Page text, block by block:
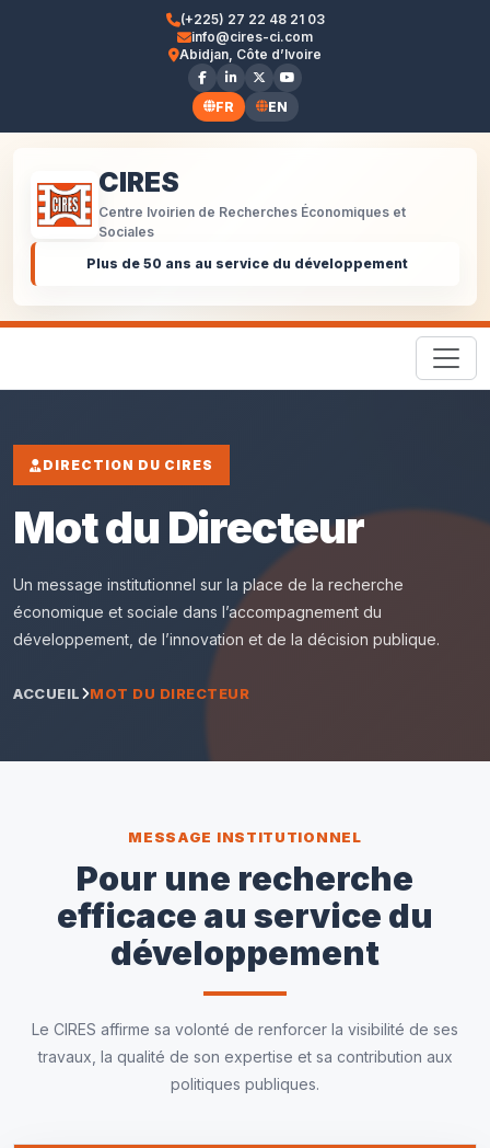
(+225) 27 22 48 21 03
info@cires-ci.com
Abidjan, Côte d’Ivoire
FR EN
CIRES
Centre Ivoirien de Recherches Économiques et
Sociales
Plus de 50 ans au service du développement
DIRECTION DU CIRES
Mot du Directeur
Un message institutionnel sur la place de la recherche
économique et sociale dans l’accompagnement du
développement, de l’innovation et de la décision publique.
ACCUEIL MOT DU DIRECTEUR
MESSAGE INSTITUTIONNEL
Pour une recherche
efficace au service du
développement
Le CIRES affirme sa volonté de renforcer la visibilité de ses
travaux, la qualité de son expertise et sa contribution aux
politiques publiques.